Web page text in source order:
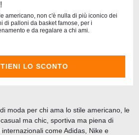
americano, non c'è nulla di più iconico dei
di palloni da basket famose, per i
e da regalare a chi ami.
LO SCONTO
moda per chi ama lo stile americano, le
ma chic, sportiva ma piena di
come Adidas, Nike e